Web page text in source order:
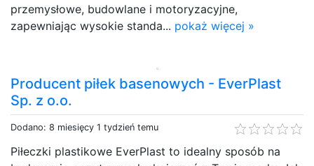
przemysłowe, budowlane i motoryzacyjne,
zapewniając wysokie standa... pokaż więcej »
Producent piłek basenowych - EverPlast
Sp. z o.o.
Dodano: 8 miesięcy 1 tydzień temu
Piłeczki plastikowe EverPlast to idealny sposób na